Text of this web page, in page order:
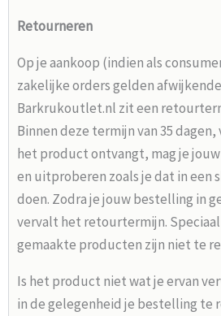
Retourneren
Op je aankoop (indien als
zakelijke orders gelden
Barkrukoutlet.nl zit een
Binnen deze termijn van 35 dagen,
het product ontvangt, mag je
en uitproberen zoals je dat in een
doen. Zodra je jouw bestelling in
vervalt het retourtermijn.
gemaakte producten zijn niet te
Is het product niet wat je ervan
in de gelegenheid je bestelling te